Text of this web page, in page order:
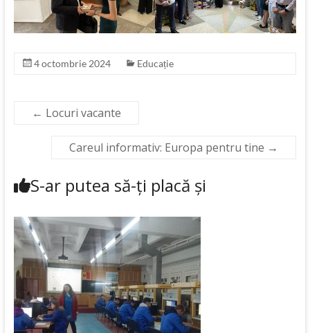
4 octombrie 2024 Educație
← Locuri vacante
Careul informativ: Europa pentru tine →
S-ar putea să-ți placă și